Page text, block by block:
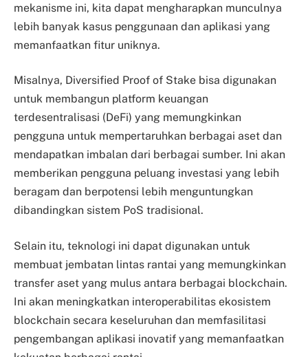
mekanisme ini, kita dapat mengharapkan munculnya
lebih banyak kasus penggunaan dan aplikasi yang
memanfaatkan fitur uniknya.
Misalnya, Diversified Proof of Stake bisa digunakan
untuk membangun platform keuangan
terdesentralisasi (DeFi) yang memungkinkan
pengguna untuk mempertaruhkan berbagai aset dan
mendapatkan imbalan dari berbagai sumber. Ini akan
memberikan pengguna peluang investasi yang lebih
beragam dan berpotensi lebih menguntungkan
dibandingkan sistem PoS tradisional.
Selain itu, teknologi ini dapat digunakan untuk
membuat jembatan lintas rantai yang memungkinkan
transfer aset yang mulus antara berbagai blockchain.
Ini akan meningkatkan interoperabilitas ekosistem
blockchain secara keseluruhan dan memfasilitasi
pengembangan aplikasi inovatif yang memanfaatkan